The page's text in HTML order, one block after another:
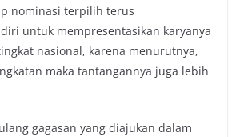
nominasi terpilih terus
untuk mempresentasikan karyanya
nasional, karena menurutnya,
maka tantangannya juga lebih
gagasan yang diajukan dalam